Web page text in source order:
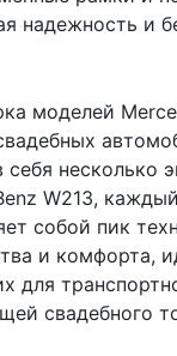
надежность и
моделей
себя несколько
W213,
собой пик
и комфорта,
для
свадебного